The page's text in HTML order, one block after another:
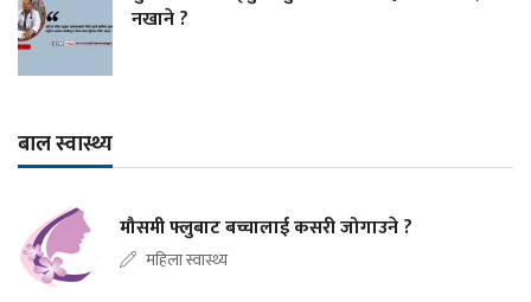
नखाने ?
बाल स्वास्थ्य
मौसमी फ्लुबाट बच्चालाई कसरी जोगाउने ?
महिला स्वास्थ्य